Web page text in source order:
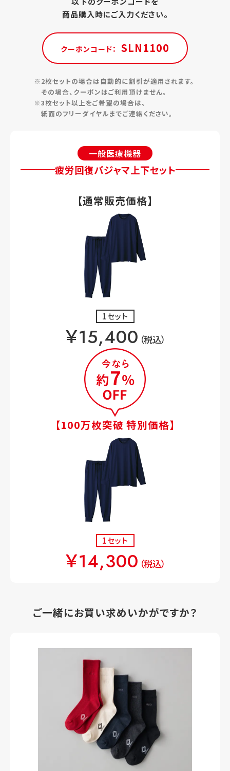
商品購入時にご入力ください。
クーポンコード： SLN1100
※2枚セットの場合は自動的に割引が適用されます。
その場合、クーポンはご利用頂けません。
※3枚セット以上をご希望の場合は、
紙面のフリーダイヤルまでご連絡ください。
一般医療機器
疲労回復パジャマ上下セット
【通常販売価格】
1セット
￥15,400（税込）
【100万枚突破 特別価格】
1セット
￥14,300（税込）
ご一緒にお買い求めいかがですか？